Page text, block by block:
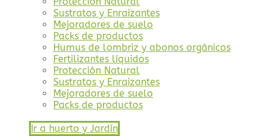
Sustratos y Enraizantes
Mejoradores de suelo
Packs de productos
Humus de lombriz y abonos orgánicos
Fertilizantes líquidos
Protección Natural
Sustratos y Enraizantes
Mejoradores de suelo
Packs de productos
Ir a huerto y Jardín